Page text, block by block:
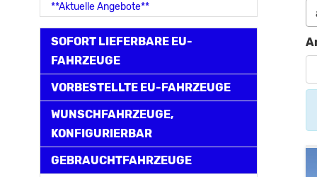
**Aktuelle Angebote**
SOFORT LIEFERBARE EU-
FAHRZEUGE
VORBESTELLTE EU-FAHRZEUGE
WUNSCHFAHRZEUGE,
KONFIGURIERBAR
GEBRAUCHTFAHRZEUGE